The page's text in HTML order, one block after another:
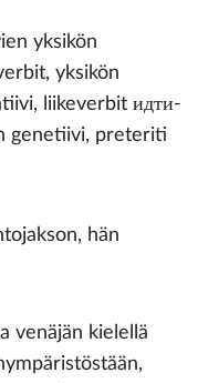
yksikön
yksikön
liikeverbit идти-
genetiivi, preteriti
hän
venäjän kielellä